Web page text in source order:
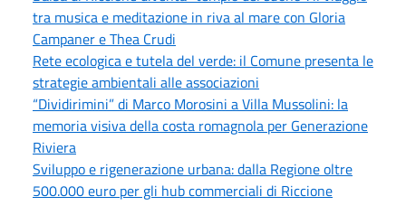
tra musica e meditazione in riva al mare con Gloria
Campaner e Thea Crudi
Rete ecologica e tutela del verde: il Comune presenta le
strategie ambientali alle associazioni
“Dividirimini” di Marco Morosini a Villa Mussolini: la
memoria visiva della costa romagnola per Generazione
Riviera
Sviluppo e rigenerazione urbana: dalla Regione oltre
500.000 euro per gli hub commerciali di Riccione